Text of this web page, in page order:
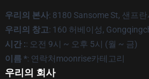
우리의 본사: 8180 Sansome St, 샌프
우리의 창고: 160 허베이성,
시간 :: 오전 9시 ~ 오후 5시 (월 ~ 금)
이름 *: 연락처moonrise카테고리
우리의 회사